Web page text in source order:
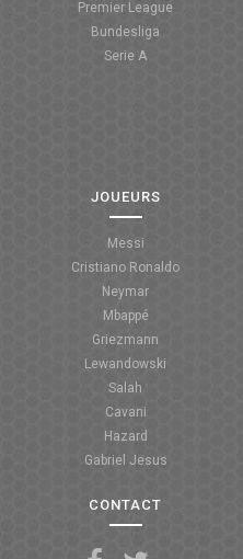
COUPE DE FRANCE
COUPE DE LA LIGUE
Premier League
Bundesliga
Serie A
JOUEURS
Messi
Cristiano Ronaldo
Neymar
Mbappé
Griezmann
Lewandowski
Salah
Cavani
Hazard
Gabriel Jesus
CONTACT